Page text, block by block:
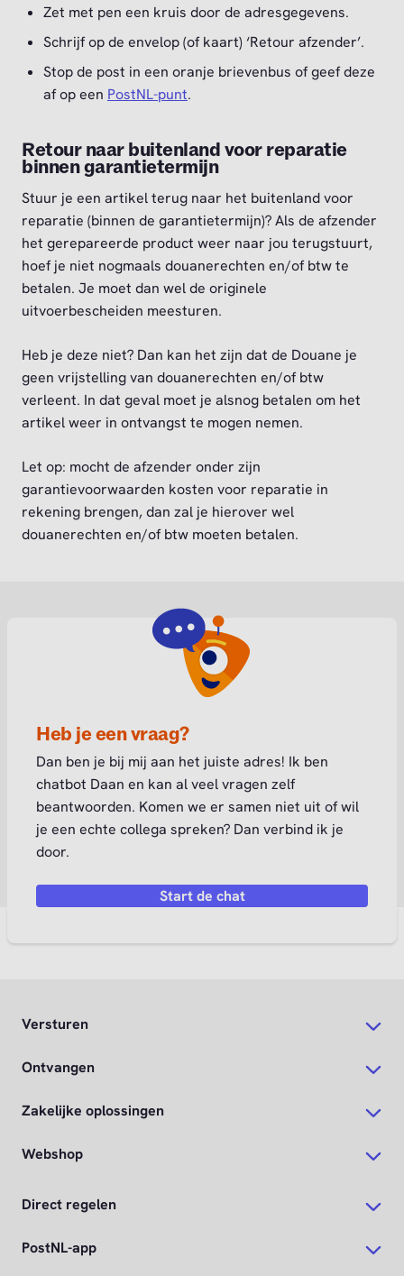
Zet met pen een kruis door de adresgegevens.
Schrijf op de envelop (of kaart) ‘Retour afzender’.
Stop de post in een oranje brievenbus of geef deze
af op een PostNL-punt.
Retour naar buitenland voor reparatie
binnen garantietermijn
Stuur je een artikel terug naar het buitenland voor
reparatie (binnen de garantietermijn)? Als de afzender
het gerepareerde product weer naar jou terugstuurt,
hoef je niet nogmaals douanerechten en/of btw te
betalen. Je moet dan wel de originele
uitvoerbescheiden meesturen.
Heb je deze niet? Dan kan het zijn dat de Douane je
geen vrijstelling van douanerechten en/of btw
verleent. In dat geval moet je alsnog betalen om het
artikel weer in ontvangst te mogen nemen.
Let op: mocht de afzender onder zijn
garantievoorwaarden kosten voor reparatie in
rekening brengen, dan zal je hierover wel
douanerechten en/of btw moeten betalen.
Heb je een vraag?
Dan ben je bij mij aan het juiste adres! Ik ben
chatbot Daan en kan al veel vragen zelf
beantwoorden. Komen we er samen niet uit of wil
je een echte collega spreken? Dan verbind ik je
door.
Start de chat
Versturen
Ontvangen
Zakelijke oplossingen
Webshop
Direct regelen
PostNL-app